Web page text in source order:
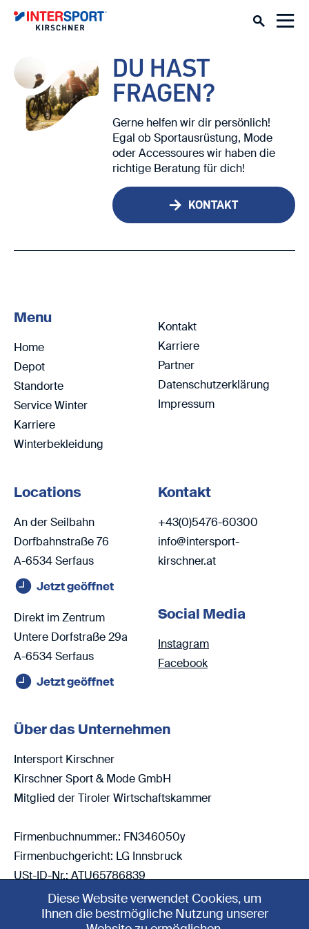
DU HAST
FRAGEN?
Gerne helfen wir dir persönlich!
Egal ob Sportausrüstung, Mode
oder Accessoures wir haben die
richtige Beratung für dich!
KONTAKT
Menu
Home
Depot
Standorte
Service Winter
Karriere
Winterbekleidung
Kontakt
Karriere
Partner
Datenschutzerklärung
Impressum
Locations
An der Seilbahn
Dorfbahnstraße 76
A-6534 Serfaus
Jetzt geöffnet
Direkt im Zentrum
Untere Dorfstraße 29a
A-6534 Serfaus
Jetzt geöffnet
Kontakt
+43(0)5476-60300
info@intersport-
kirschner.at
Social Media
Instagram
Facebook
Über das Unternehmen
Intersport Kirschner
Kirschner Sport & Mode GmbH
Mitglied der Tiroler Wirtschaftskammer
Firmenbuchnummer.: FN346050y
Firmenbuchgericht: LG Innsbruck
USt-ID-Nr.: ATU65786839
Diese Website verwendet Cookies, um
Ihnen die bestmögliche Nutzung unserer